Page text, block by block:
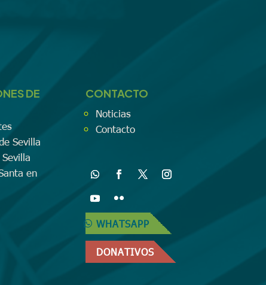
DE
Sevilla
en
CONTACTO
Noticias
Contacto
WHATSAPP
DONATIVOS